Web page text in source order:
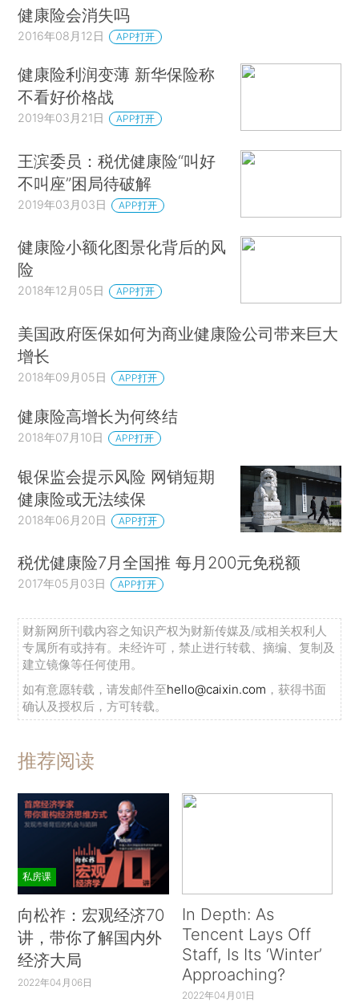
健康险会消失吗
2016年08月12日 APP打开
健康险利润变薄 新华保险称
不看好价格战
2019年03月21日 APP打开
王滨委员：税优健康险“叫好
不叫座”困局待破解
2019年03月03日 APP打开
健康险小额化图景化背后的风
险
2018年12月05日 APP打开
美国政府医保如何为商业健康险公司带来巨大
增长
2018年09月05日 APP打开
健康险高增长为何终结
2018年07月10日 APP打开
银保监会提示风险 网销短期
健康险或无法续保
2018年06月20日 APP打开
税优健康险7月全国推 每月200元免税额
2017年05月03日 APP打开
财新网所刊载内容之知识产权为财新传媒及/或相关权利人
专属所有或持有。未经许可，禁止进行转载、摘编、复制及
建立镜像等任何使用。
如有意愿转载，请发邮件至hello@caixin.com ，获得书面
确认及授权后，方可转载。
推荐阅读
私房课
向松祚：宏观经济70
讲，带你了解国内外
经济大局
2022年04月06日
In Depth: As
Tencent Lays Off
Staff, Is Its ‘Winter’
Approaching?
2022年04月01日